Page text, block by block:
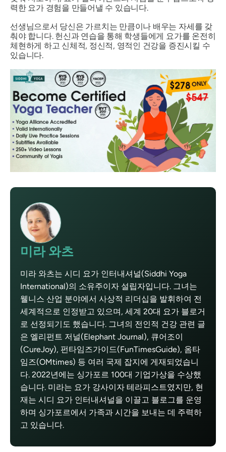
력한 요가 경험을 만들어낼 수 있습니다.
선생님으로서 당신은 가르치는 만큼이나 배우는 자세를 갖
춰야 합니다. 헌신과 연습을 통해 학생들에게 요가를 온전히
체현하게 하고 신체적, 정신적, 영적인 건강을 증진시킬 수
있습니다.
미라 와츠
미라 와츠는 시디 요가 인터내셔널(Siddhi Yoga
International)의 소유주이자 설립자입니다. 그녀는
웰니스 산업 분야에서 사상적 리더십을 발휘하여 전
세계적으로 인정받고 있으며, 세계 20대 요가 블로거
로 선정되기도 했습니다. 그녀의 전인적 건강 관련 글
은 엘리펀트 저널(Elephant Journal), 큐어조이
(CureJoy), 펀타임즈가이드(FunTimesGuide), 옴타
임즈(OMtimes) 등 여러 국제 잡지에 게재되었습니
다. 2022년에는 싱가포르 100대 기업가상을 수상했
습니다. 미라는 요가 강사이자 테라피스트였지만, 현
재는 시디 요가 인터내셔널을 이끌고 블로그를 운영
하며 싱가포르에서 가족과 시간을 보내는 데 주력하
고 있습니다.